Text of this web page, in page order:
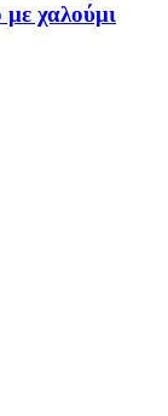
χαλούμι